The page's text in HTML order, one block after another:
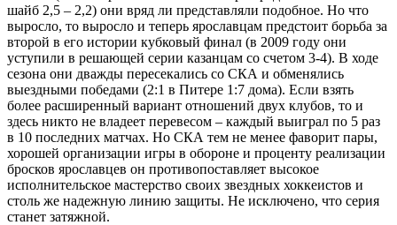
шайб 2,5 – 2,2) они вряд ли представляли подобное. Но что
выросло, то выросло и теперь ярославцам предстоит борьба за
второй в его истории кубковый финал (в 2009 году они
уступили в решающей серии казанцам со счетом 3-4). В ходе
сезона они дважды пересекались со СКА и обменялись
выездными победами (2:1 в Питере 1:7 дома). Если взять
более расширенный вариант отношений двух клубов, то и
здесь никто не владеет перевесом – каждый выиграл по 5 раз
в 10 последних матчах. Но СКА тем не менее фаворит пары,
хорошей организации игры в обороне и проценту реализации
бросков ярославцев он противопоставляет высокое
исполнительское мастерство своих звездных хоккеистов и
столь же надежную линию защиты. Не исключено, что серия
станет затяжной.